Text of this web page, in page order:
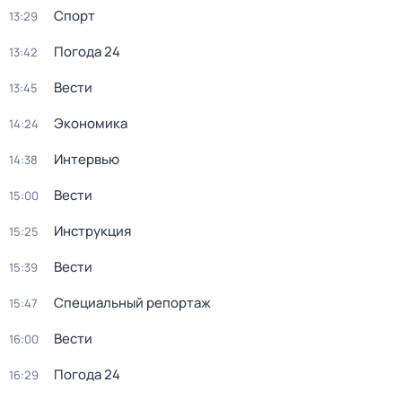
13:29 Спорт
13:42 Погода 24
13:45 Вести
14:24 Экономика
14:38 Интервью
15:00 Вести
15:25 Инструкция
15:39 Вести
15:47 Специальный репортаж
16:00 Вести
16:29 Погода 24